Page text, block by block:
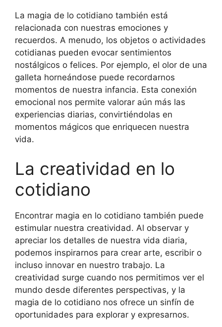
La magia de lo cotidiano también está
relacionada con nuestras emociones y
recuerdos. A menudo, los objetos o actividades
cotidianas pueden evocar sentimientos
nostálgicos o felices. Por ejemplo, el olor de una
galleta horneándose puede recordarnos
momentos de nuestra infancia. Esta conexión
emocional nos permite valorar aún más las
experiencias diarias, convirtiéndolas en
momentos mágicos que enriquecen nuestra
vida.
La creatividad en lo
cotidiano
Encontrar magia en lo cotidiano también puede
estimular nuestra creatividad. Al observar y
apreciar los detalles de nuestra vida diaria,
podemos inspirarnos para crear arte, escribir o
incluso innovar en nuestro trabajo. La
creatividad surge cuando nos permitimos ver el
mundo desde diferentes perspectivas, y la
magia de lo cotidiano nos ofrece un sinfín de
oportunidades para explorar y expresarnos.